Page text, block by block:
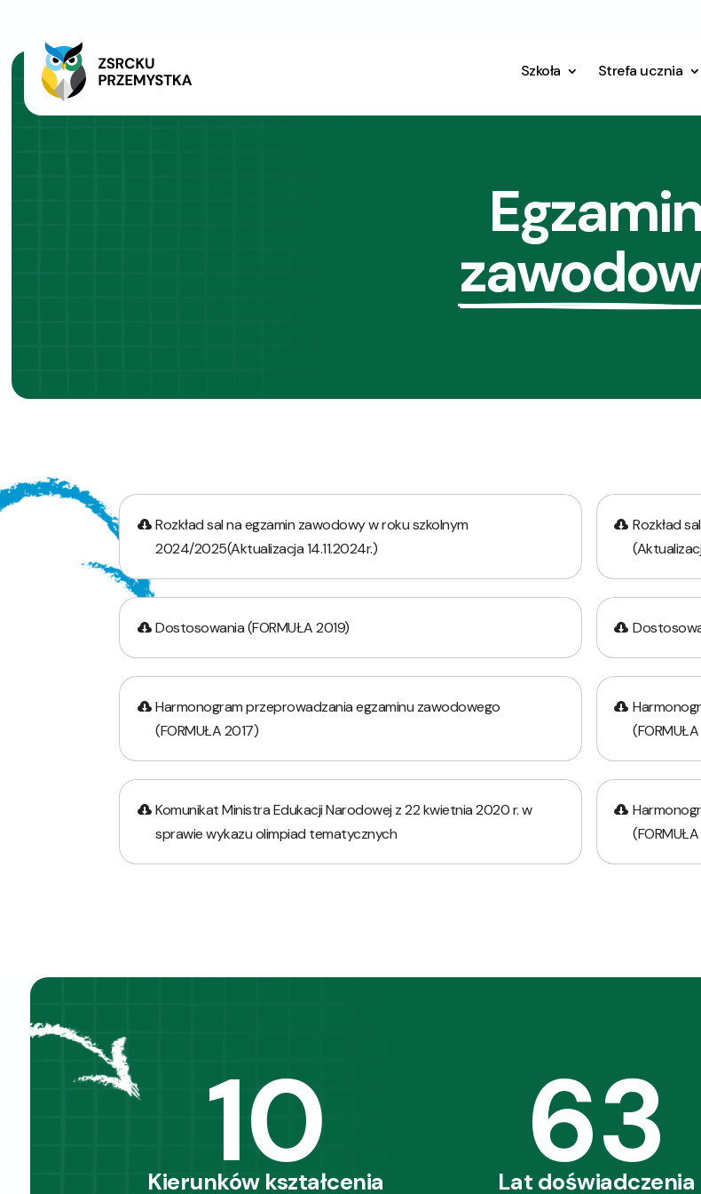
Szkoła Strefa ucznia
Rozkład sal na egzamin zawodowy w roku szkolnym
2024/2025(Aktualizacja 14.11.2024r.)
Dostosowania (FORMUŁA 2019)
Harmonogram przeprowadzania egzaminu zawodowego
(FORMUŁA 2017)
Komunikat Ministra Edukacji Narodowej z 22 kwietnia 2020 r. w
sprawie wykazu olimpiad tematycznych
Rozkład
10
Kierunków kształcenia 63
Lat doświadczenia